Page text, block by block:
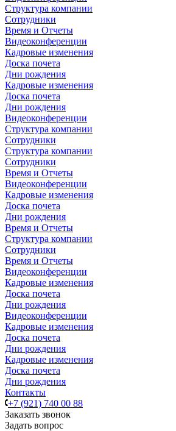
Структура компании
Сотрудники
Время и Отчеты
Видеоконференции
Кадровые изменения
Доска почета
Дни рождения
Кадровые изменения
Доска почета
Дни рождения
Видеоконференции
Структура компании
Сотрудники
Структура компании
Сотрудники
Время и Отчеты
Видеоконференции
Кадровые изменения
Доска почета
Дни рождения
Время и Отчеты
Структура компании
Сотрудники
Время и Отчеты
Видеоконференции
Кадровые изменения
Доска почета
Дни рождения
Видеоконференции
Кадровые изменения
Доска почета
Дни рождения
Кадровые изменения
Доска почета
Дни рождения
Контакты
+7 (921) 740 00 88
Заказать звонок
Задать вопрос